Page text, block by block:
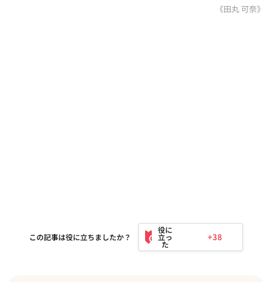
《田丸 可奈》
この記事は役に立ちましたか？ +38